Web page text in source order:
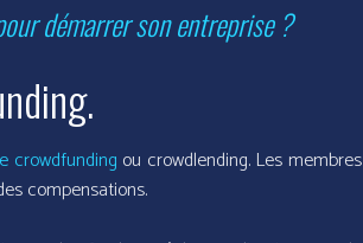
démarrer son entreprise ?
crowdfunding ou crowdlending. Les membres
compensations.